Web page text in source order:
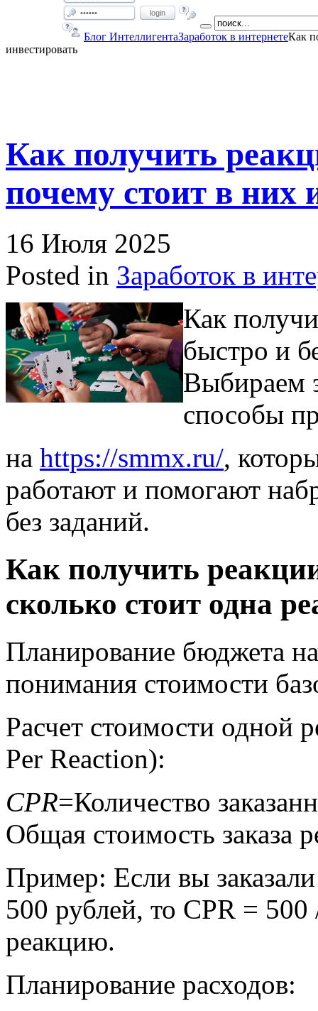
login
Блог ИнтеллигентаЗаработок в интернетеКак
инвестировать
Как получить
почему стоит в них
16 Июля 2025
Posted in Заработок в
Как
быстро и
Выбираем
способы
на https://smmx.ru/,
работают и помогают
без заданий.
Как получить
сколько стоит одна
Планирование бюджета
понимания стоимости
Расчет стоимости одной
Per Reaction):
CPR=Количество
Общая стоимость заказа
Пример: Если вы
500 рублей, то CPR =
реакцию.
Планирование расходов: